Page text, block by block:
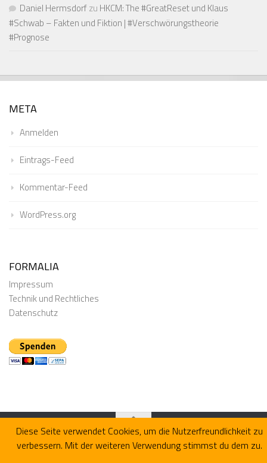
Daniel Hermsdorfzu HKCM: The #GreatReset und Klaus
#Schwab – Fakten und Fiktion | #Verschwörungstheorie
#Prognose
META
Anmelden
Eintrags-Feed
Kommentar-Feed
WordPress.org
FORMALIA
Impressum
Technik und Rechtliches
Datenschutz
Präsentiert von - Entworfen mit dem Hueman-Theme
Diese Seite verwendet Cookies, um die Nutzerfreundlichkeit zu
verbessern. Mit der weiteren Verwendung stimmst du dem zu.